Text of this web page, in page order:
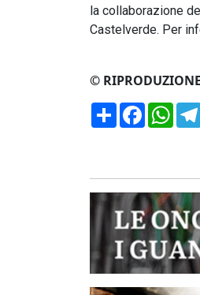
la collaborazione
Castelverde. Per
©
Condividi